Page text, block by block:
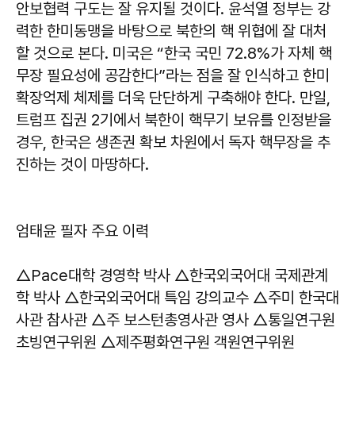
안보협력 구도는 잘 유지될 것이다. 윤석열 정부는 강
력한 한미동맹을 바탕으로 북한의 핵 위협에 잘 대처
할 것으로 본다. 미국은 “한국 국민 72.8%가 자체 핵
무장 필요성에 공감한다”라는 점을 잘 인식하고 한미
확장억제 체제를 더욱 단단하게 구축해야 한다. 만일,
트럼프 집권 2기에서 북한이 핵무기 보유를 인정받을
경우, 한국은 생존권 확보 차원에서 독자 핵무장을 추
진하는 것이 마땅하다.
엄태윤 필자 주요 이력
△Pace대학 경영학 박사 △한국외국어대 국제관계
학 박사 △한국외국어대 특임 강의교수 △주미 한국대
사관 참사관 △주 보스턴총영사관 영사 △통일연구원
초빙연구위원 △제주평화연구원 객원연구위원